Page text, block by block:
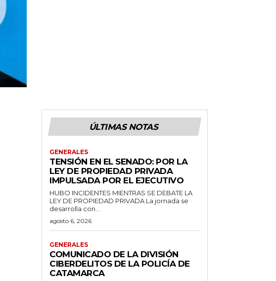
ÚLTIMAS NOTAS
GENERALES
TENSIÓN EN EL SENADO: POR LA
LEY DE PROPIEDAD PRIVADA
IMPULSADA POR EL EJECUTIVO
HUBO INCIDENTES MIENTRAS SE DEBATE LA
LEY DE PROPIEDAD PRIVADA La jornada se
desarrolla con...
agosto 6, 2026
GENERALES
COMUNICADO DE LA DIVISIÓN
CIBERDELITOS DE LA POLICÍA DE
CATAMARCA